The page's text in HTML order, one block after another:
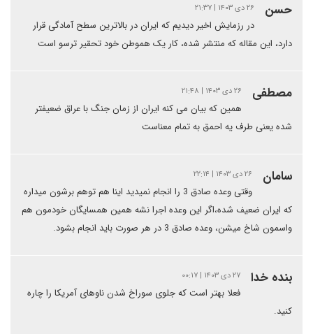
حسن ۲۶ دی ۱۴۰۳ | ۲۱:۳۷
در رزمایش اخیر دیدیم که ایران در بالاترین سطح آمادگی قرار
دارد، این مقاله که منتشر شده، کار یک هموطن خود تحقیر ترسو است
مصطفی ۲۶ دی ۱۴۰۳ | ۲۱:۴۸
همین که بیان می کنه ایران از زمان جنگ با عراق ضعیفتر
شده یعنی طرف یه احمق به تمام معناست
سامان ۲۶ دی ۱۴۰۳ | ۲۲:۱۴
وقتی وعده صادق 3 را انجام نمیدید اینا هم توهم برشون میداره
که ایران ضعیف شده،اگر این وعده اجرا نشه همین همسایگان خودمون هم
واسمون شاخ میشن، وعده صادق 3 در هر صورت باید انجام بشود.
بنده خدا ۲۷ دی ۱۴۰۳ | ۰۰:۱۷
فعلا بهتر است که جلوی سوراخ شدن ناوهای آمریکا را چاره
کنید.